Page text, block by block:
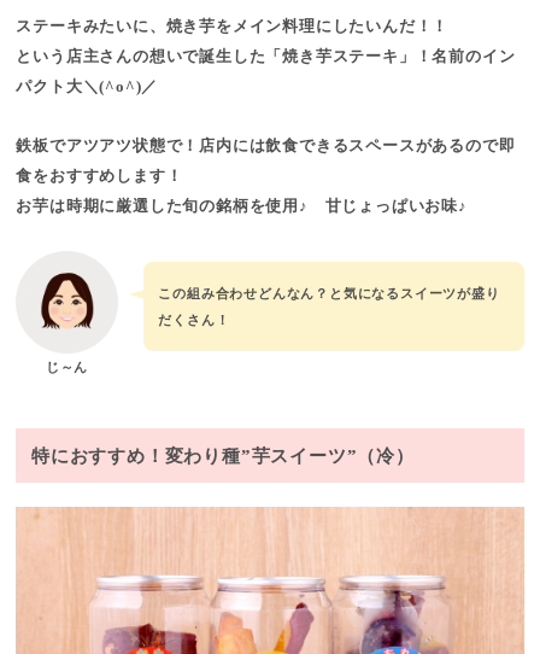
ステーキみたいに、焼き芋をメイン料理にしたいんだ！！
という店主さんの想いで誕生した「焼き芋ステーキ」！名前のイン
パクト大＼(^o^)／
鉄板でアツアツ状態で！店内には飲食できるスペースがあるので即
食をおすすめします！
お芋は時期に厳選した旬の銘柄を使用♪ 甘じょっぱいお味♪
じ～ん
この組み合わせどんなん？と気になるスイーツが盛り
だくさん！
特におすすめ！変わり種”芋スイーツ”（冷）